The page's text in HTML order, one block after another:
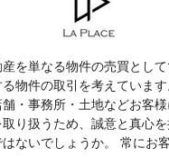
を単なる物件の売買とし
物件の取引を考えていま
・事務所・土地などお客
り扱うため、誠意と真心
ないでしょうか。 常にお客